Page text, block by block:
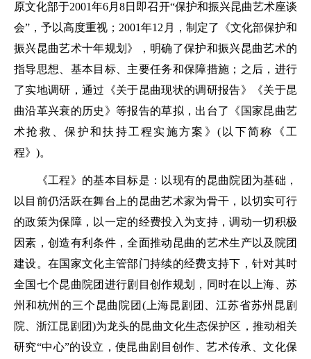
原文化部于2001年6月8日即召开“保护和振兴昆曲艺术座谈
会”，予以高度重视；2001年12月，制定了《文化部保护和
振兴昆曲艺术十年规划》，明确了保护和振兴昆曲艺术的
指导思想、基本目标、主要任务和保障措施；之后，进行
了实地调研，通过《关于昆曲现状的调研报告》《关于昆
曲沿革兴衰的历史》等报告的草拟，出台了《国家昆曲艺
术抢救、保护和扶持工程实施方案》(以下简称《工
程》)。
《工程》的基本目标是：以现有的昆曲院团为基础，
以目前仍活跃在舞台上的昆曲艺术家为骨干，以切实可行
的政策为保障，以一定的经费投入为支持，调动一切积极
因素，创造有利条件，全面推动昆曲的艺术生产以及院团
建设。在国家文化主管部门持续的经费支持下，针对其时
全国七个昆曲院团进行剧目创作规划，同时在以上海、苏
州和杭州的三个昆曲院团(上海昆剧团、江苏省苏州昆剧
院、浙江昆剧团)为龙头的昆曲文化生态保护区，推动相关
研究“中心”的设立，使昆曲剧目创作、艺术传承、文化保